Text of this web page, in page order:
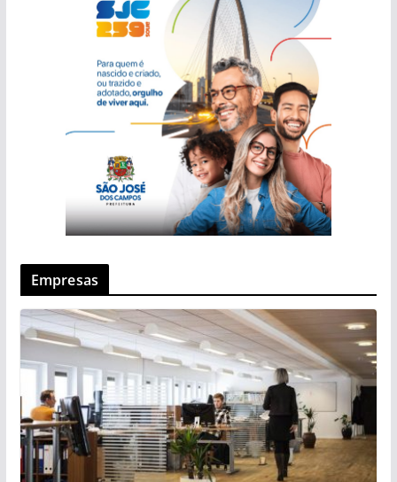
Empresas